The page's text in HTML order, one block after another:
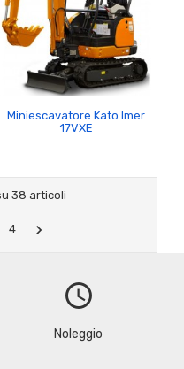
Miniescavatore Kato Imer
17VXE
38 articoli
4 
schedule
Noleggio